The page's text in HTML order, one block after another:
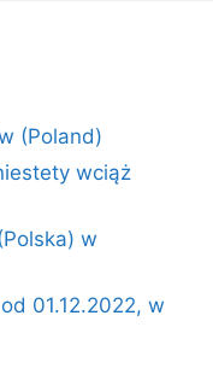
(Poland)
wciąż
w
01.12.2022, w